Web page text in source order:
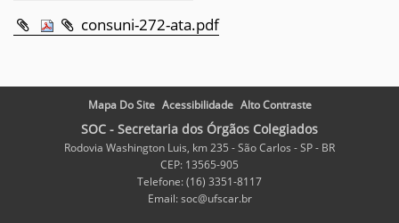
consuni-272-ata.pdf
Mapa Do Site Acessibilidade Alto Contraste
SOC - Secretaria dos Órgãos Colegiados
Rodovia Washington Luis, km 235 - São Carlos - SP - BR
CEP: 13565-905
Telefone: (16) 3351-8117
Email: soc@ufscar.br